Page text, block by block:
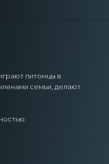
питомцы в
семьи, делают